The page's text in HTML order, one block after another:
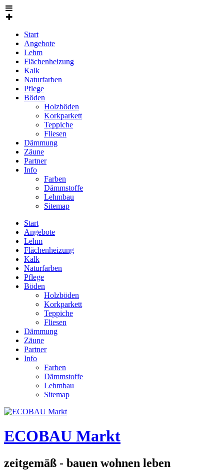
Start
Angebote
Lehm
Flächenheizung
Kalk
Naturfarben
Pflege
Böden
Holzböden
Korkparkett
Teppiche
Fliesen
Dämmung
Zäune
Partner
Info
Farben
Dämmstoffe
Lehmbau
Sitemap
Start
Angebote
Lehm
Flächenheizung
Kalk
Naturfarben
Pflege
Böden
Holzböden
Korkparkett
Teppiche
Fliesen
Dämmung
Zäune
Partner
Info
Farben
Dämmstoffe
Lehmbau
Sitemap
ECOBAU Markt
zeitgemäß - bauen wohnen leben